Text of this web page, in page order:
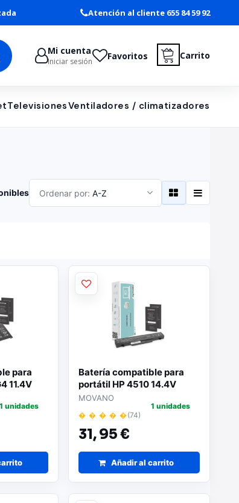
Atención al cliente 655 84 59 92
Mi cuenta
Iniciar sesión Favoritos Carrito
TelevisionesVentiladores / climatizadores
Ordenar por: A-Z
para
11.4V
1 unidades
Batería compatible para
portátil HP 4510 14.4V
4400mAh Movano
MOVANO
� � � � �(74)
31,95 €
1 unidades
Añadir al carrito